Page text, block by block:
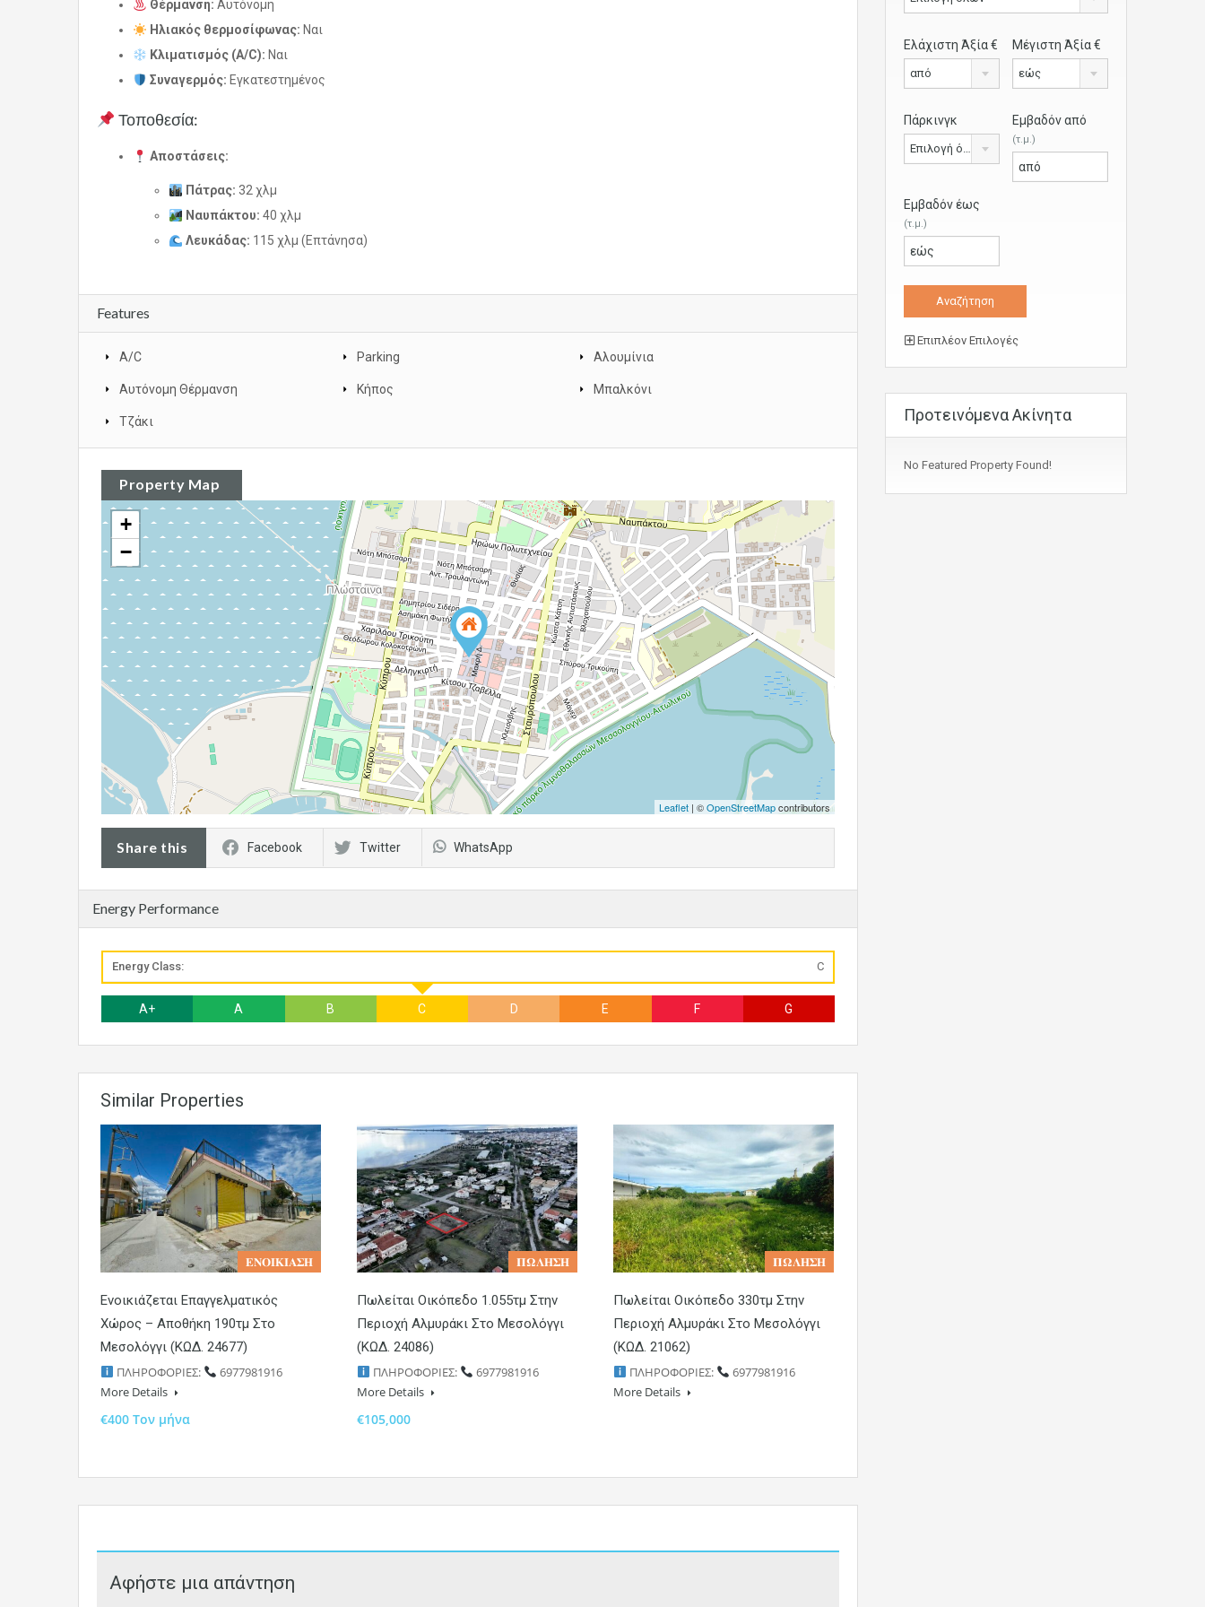
Θέρμανση: Αυτόνομη
Ηλιακός θερμοσίφωνας: Ναι
Κλιματισμός (A/C): Ναι
Συναγερμός: Εγκατεστημένος
Τοποθεσία:
Αποστάσεις:
Πάτρας: 32 χλμ
Ναυπάκτου: 40 χλμ
Λευκάδας: 115 χλμ (Επτάνησα)
Features
A/C Parking Αλουμίνια
Αυτόνομη Θέρμανση Κήπος Μπαλκόνι
Τζάκι
Property Map
+
−
Leaflet | ©OpenStreetMapcontributors
Share this Facebook Twitter WhatsApp
Energy Performance
Energy Class: C
A+ A B C D E F G
Similar Properties
𝚬𝚴𝚶𝚰𝚱𝚰𝚨𝚺𝚮
Ενοικιάζεται Επαγγελματικός
Χώρος – Αποθήκη 190τμ Στο
Μεσολόγγι (ΚΩΔ. 24677)
ΠΛΗΡΟΦΟΡΙΕΣ:
6977981916
More Details
€400 Τον μήνα
𝚷𝛀𝚲𝚮𝚺𝚮
Πωλείται Οικόπεδο 1.055τμ Στην
Περιοχή Αλμυράκι Στο Μεσολόγγι
(ΚΩΔ. 24086)
ΠΛΗΡΟΦΟΡΙΕΣ:
6977981916
More Details
€105,000
𝚷𝛀𝚲𝚮𝚺𝚮
Πωλείται Οικόπεδο 330τμ Στην
Περιοχή Αλμυράκι Στο Μεσολόγγι
(ΚΩΔ. 21062)
ΠΛΗΡΟΦΟΡΙΕΣ:
6977981916
More Details
Αφήστε μια απάντηση
Ελάχιστη Άξία €
από
Μέγιστη Άξία €
εώς
Πάρκινγκ
Επιλογή όλων
Εμβαδόν από
(τ.μ.)
Εμβαδόν έως
(τ.μ.)
Επιπλέον Επιλογές
Προτεινόμενα Ακίνητα
No Featured Property Found!